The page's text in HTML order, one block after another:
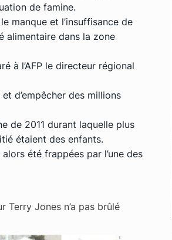
de famine.
manque et l’insuffisance de
alimentaire dans la zone
à l’AFP le directeur régional
d’empêcher des millions
de 2011 durant laquelle plus
étaient des enfants.
été frappées par l’une des
Terry Jones n’a pas brûlé